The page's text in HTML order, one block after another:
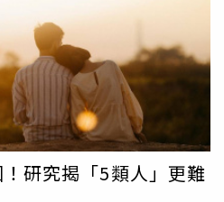
，ABY展現逆轉精神，曲曲則
勛雞與韓籍小龍女金娜妍，求
美冠軍金娜妍的強大心肺；富邦
妹小南」南珉貞應戰，健身達
「棒棒糖 CP」。此外，本集
強高學歷女神」組，6位來自頂
轉化為賽場優勢，挑戰體能極
的雙重實力。前立法委員高嘉
台大公衛營養師方慈聲以健美
研究揭「5類人」更難